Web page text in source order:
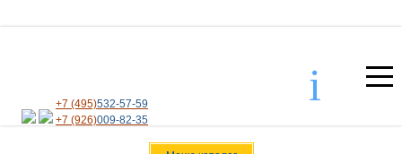
+7 (495)532-57-59
+7 (926)009-82-35
i